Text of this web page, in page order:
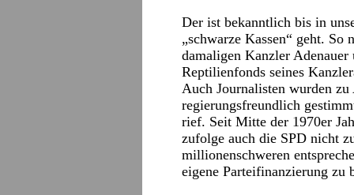
Der ist bekanntlich bis in
„schwarze Kassen“ geht. So
damaligen Kanzler Adenauer
Reptilienfonds seines
Auch Journalisten wurden zu
regierungsfreundlich
rief. Seit Mitte der 1970er
zufolge auch die SPD nicht
millionenschweren
eigene Parteifinanzierung zu